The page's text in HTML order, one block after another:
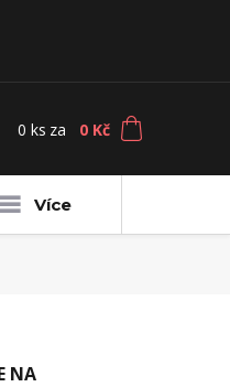
0 ks za 0 Kč
Více
NA